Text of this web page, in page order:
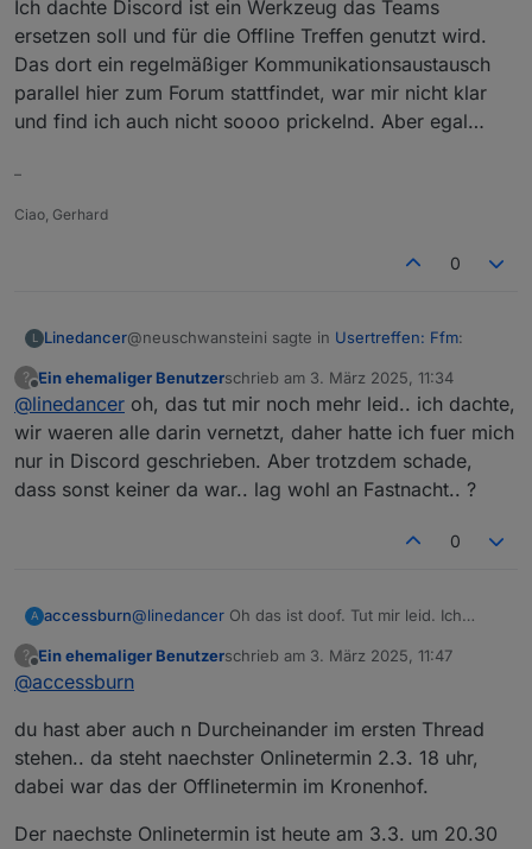
Ich dachte Discord ist ein Werkzeug das Teams
ersetzen soll und für die Offline Treffen genutzt wird.
Das dort ein regelmäßiger Kommunikationsaustausch
parallel hier zum Forum stattfindet, war mir nicht klar
und find ich auch nicht soooo prickelnd. Aber egal…
–
Ciao, Gerhard
0
L Linedancer@neuschwansteini sagte in Usertreffen: Ffm:
@
linedancer
wie auf discord geschrieben,
Ich dachte Discord ist ein Werkzeug das Teams
ersetzen soll und für die Offline Treffen genutzt
wird. Das dort ein regelmäßiger
stattfindet, war mir nicht klar und find ich auch
?
Offline
Ein ehemaliger Benutzerschrieb am 3. März 2025, 11:34
zuletzt editiert von
@linedancer oh, das tut mir noch mehr leid.. ich dachte,
wir waeren alle darin vernetzt, daher hatte ich fuer mich
nur in Discord geschrieben. Aber trotzdem schade,
dass sonst keiner da war.. lag wohl an Fastnacht.. ?
0
A accessburn@linedancer Oh das ist doof. Tut mir leid. Ich
aber ich hatte mich gemeldet :-(
? Ein ehemaliger Benutzerschrieb am 3. März 2025, 11:47
zuletzt editiert von
@accessburn
du hast aber auch n Durcheinander im ersten Thread
stehen.. da steht naechster Onlinetermin 2.3. 18 uhr,
dabei war das der Offlinetermin im Kronenhof.
Der naechste Onlinetermin ist heute am 3.3. um 20.30